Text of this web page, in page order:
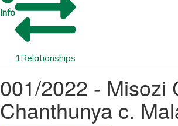
Info
1Relationships
001/2022 - Misozi
Chanthunya c.